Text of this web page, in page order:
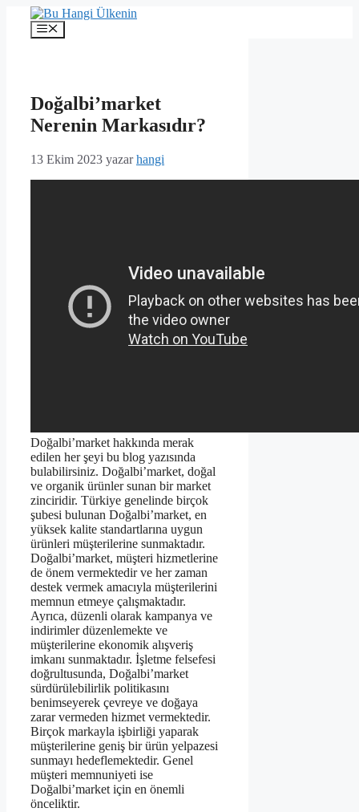
İçeriğe
Menü
Doğalbi’market
Nerenin Markasıdır?
13 Ekim 2023 yazarhangi
Doğalbi’market hakkında merak
edilen her şeyi bu blog yazısında
bulabilirsiniz. Doğalbi’market, doğal
ve organik ürünler sunan bir market
zinciridir. Türkiye genelinde birçok
şubesi bulunan Doğalbi’market, en
yüksek kalite standartlarına uygun
ürünleri müşterilerine sunmaktadır.
Doğalbi’market, müşteri hizmetlerine
de önem vermektedir ve her zaman
destek vermek amacıyla müşterilerini
memnun etmeye çalışmaktadır.
Ayrıca, düzenli olarak kampanya ve
indirimler düzenlemekte ve
müşterilerine ekonomik alışveriş
imkanı sunmaktadır. İşletme felsefesi
doğrultusunda, Doğalbi’market
sürdürülebilirlik politikasını
benimseyerek çevreye ve doğaya
zarar vermeden hizmet vermektedir.
Birçok markayla işbirliği yaparak
müşterilerine geniş bir ürün yelpazesi
sunmayı hedeflemektedir. Genel
müşteri memnuniyeti ise
Doğalbi’market için en önemli
önceliktir.